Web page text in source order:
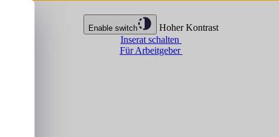
Enable switch
Hoher Kontrast
Inserat schalten
Für Arbeitgeber